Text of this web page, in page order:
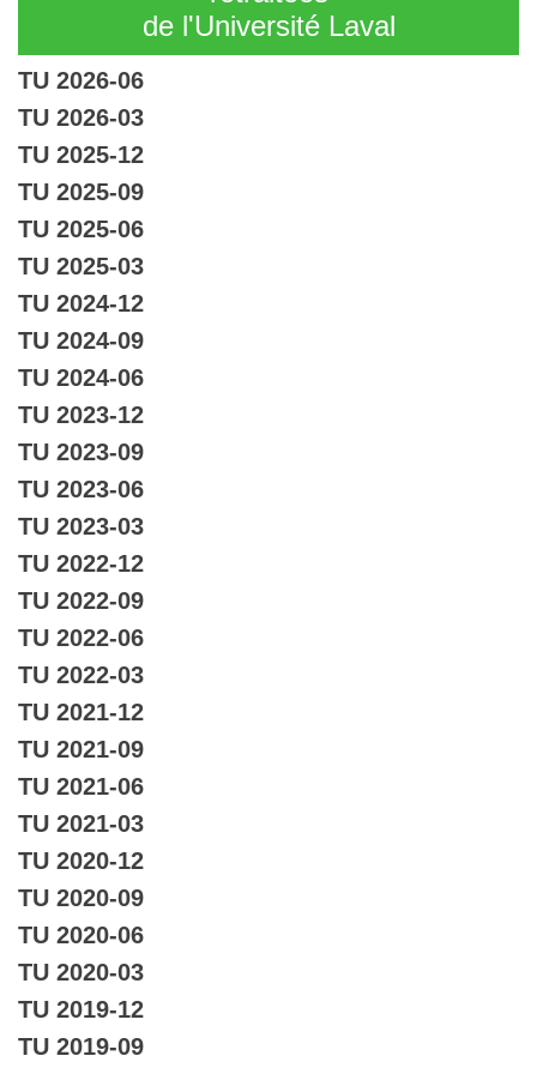
de l'Université Laval
TU 2026-06
TU 2026-03
TU 2025-12
TU 2025-09
TU 2025-06
TU 2025-03
TU 2024-12
TU 2024-09
TU 2024-06
TU 2023-12
TU 2023-09
TU 2023-06
TU 2023-03
TU 2022-12
TU 2022-09
TU 2022-06
TU 2022-03
TU 2021-12
TU 2021-09
TU 2021-06
TU 2021-03
TU 2020-12
TU 2020-09
TU 2020-06
TU 2020-03
TU 2019-12
TU 2019-09